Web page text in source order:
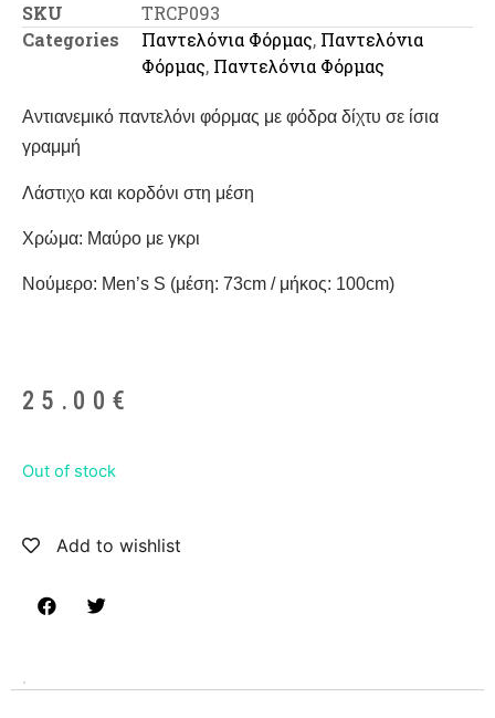
SKU
TRCP093
Categories
Παντελόνια Φόρμας, Παντελόνια
Φόρμας, Παντελόνια Φόρμας
Αντιανεμικό παντελόνι φόρμας με φόδρα δίχτυ σε ίσια
γραμμή
Λάστιχο και κορδόνι στη μέση
Χρώμα: Μαύρο με γκρι
Νούμερο: Men’s S (μέση: 73cm / μήκος: 100cm)
25.00 €
Out of stock
Add to wishlist